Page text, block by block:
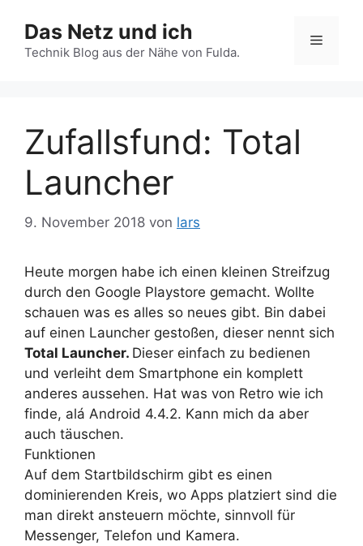
Inhalt
springen
Das Netz und ich
Technik Blog aus der Nähe von Fulda.
Menü
Zufallsfund: Total
Launcher
9. November 2018 von lars
Heute morgen habe ich einen kleinen Streifzug
durch den Google Playstore gemacht. Wollte
schauen was es alles so neues gibt. Bin dabei
auf einen Launcher gestoßen, dieser nennt sich
Total Launcher. Dieser einfach zu bedienen
und verleiht dem Smartphone ein komplett
anderes aussehen. Hat was von Retro wie ich
finde, alá Android 4.4.2. Kann mich da aber
auch täuschen.
Funktionen
Auf dem Startbildschirm gibt es einen
dominierenden Kreis, wo Apps platziert sind die
man direkt ansteuern möchte, sinnvoll für
Messenger, Telefon und Kamera.